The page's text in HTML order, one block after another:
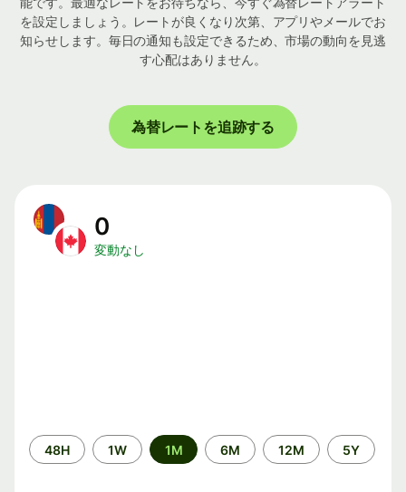
を設定しましょう。レートが良くなり次第、アプリやメールでお
知らせします。毎日の通知も設定できるため、市場の動向を見逃
す心配はありません。
為替レートを追跡する
0
変動なし
期
間
48H 1W 1M 6M 12M 5Y